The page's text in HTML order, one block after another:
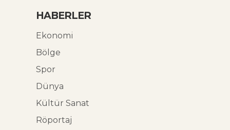
HABERLER
Ekonomi
Bölge
Spor
Dünya
Kültür Sanat
Röportaj